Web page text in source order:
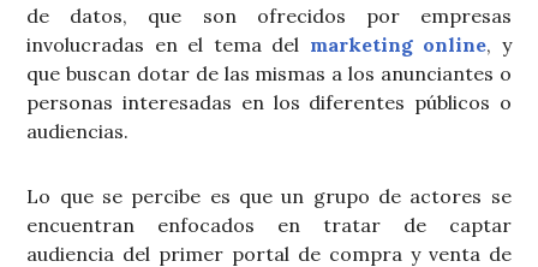
de datos, que son ofrecidos por empresas
involucradas en el tema del marketing online, y
que buscan dotar de las mismas a los anunciantes o
personas interesadas en los diferentes públicos o
audiencias.
Lo que se percibe es que un grupo de actores se
encuentran enfocados en tratar de captar
audiencia del primer portal de compra y venta de